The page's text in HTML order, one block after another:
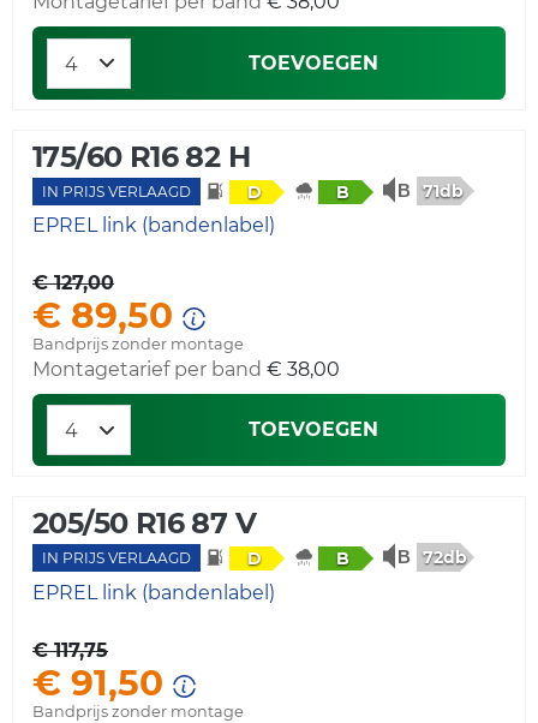
TOEVOEGEN
175/60 R16 82 H
IN PRIJS VERLAAGD D B 71db
EPREL link (bandenlabel)
€ 127,00
€ 89,50
Bandprijs zonder montage
Montagetarief per band € 38,00
TOEVOEGEN
205/50 R16 87 V
IN PRIJS VERLAAGD D B 72db
EPREL link (bandenlabel)
€ 117,75
€ 91,50
Bandprijs zonder montage